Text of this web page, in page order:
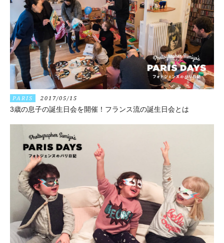
PARIS 2017/05/15
3歳の息子の誕生日会を開催！フランス流の誕生日会とは